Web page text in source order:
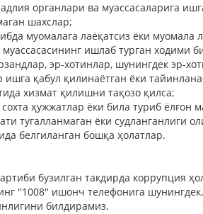
органлари ва муассасаларига
шахслар;
муомалага лаёқатсиз ёки муомала
ишлаб турган ходими
эр-хотинлар, шунингдек эр-
ишга қабул қилинаётган ёки
хизмат қилишни тақозо қилса;
ҳужжатлар ёки била туриб ёлғон
тугалланмаган ёки судланганлиги
белгиланган бошқа ҳолатлар.
бузилган такдирда коррупция
"1008" ишонч телефонига
билдирамиз.